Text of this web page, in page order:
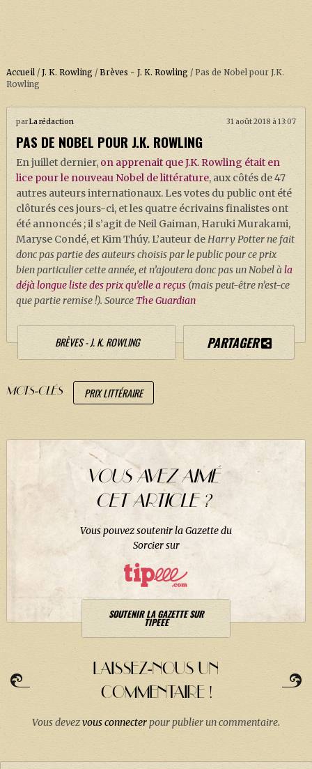
ACCUEIL
À PROPOS
SOUTENEZ-NOUS !
LA SÉRIE HARRY POTTER (REBOOT)
HARRY POTTER : LIVRES
BIOPICS DE HARRY POTTER
LES ANIMAUX FANTASTIQUES
ARTISANAT MOLDU
CULTURE
LES GRANDS ARTICLES DE LA GAZETTE
JEUX
Accueil/ J. K. Rowling / Brèves - J. K. Rowling / Pas de Nobel pour J.K.
Rowling
parLa rédaction 31 août 2018 à 13:07
PAS DE NOBEL POUR J.K. ROWLING
En juillet dernier, on apprenait que J.K. Rowling était en
lice pour le nouveau Nobel de littérature, aux côtés de 47
autres auteurs internationaux. Les votes du public ont été
clôturés ces jours-ci, et les quatre écrivains finalistes ont
été annoncés ; il s’agit de Neil Gaiman, Haruki Murakami,
Maryse Condé, et Kim Thúy. L’auteur deHarryPotter ne fait
donc pas partie des auteurs choisis par le public pour ce prix
bien particulier cette année, et n’ajoutera donc pas un Nobel àla
déjà longue liste des prix qu’elle a reçus(mais peut-être n’est-ce
que partie remise !). Source The Guardian
BRÈVES - J. K. ROWLING PARTAGER
MOTS-CLÉS PRIX LITTÉRAIRE
VOUS AVEZ AIMÉ
CET ARTICLE ?
Vous pouvez soutenir la Gazette du
Sorcier sur
SOUTENIR LA GAZETTE SUR
TIPEEE
LAISSEZ-NOUS UN
COMMENTAIRE !
Vous devezvous connecterpour publier un commentaire.